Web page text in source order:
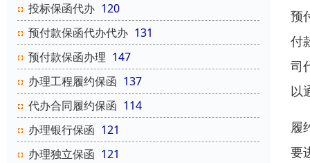
投标保函代办 120
预付款保函代办代办 131
预付款保函办理 147
办理工程履约保函 137
代办合同履约保函 114
办理银行保函 121
办理独立保函 121
预
付
司
以
履
要